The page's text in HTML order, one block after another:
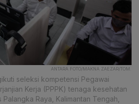
ANTARA FOTO/MAKNA ZAEZAR/TOM.
seleksi kompetensi Pegawai
Kerja (PPPK) tenaga kesehatan
Raya, Kalimantan Tengah,